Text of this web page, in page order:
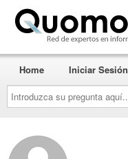
Introduzca
su
pregunta
aquí...
Home Iniciar Sesión